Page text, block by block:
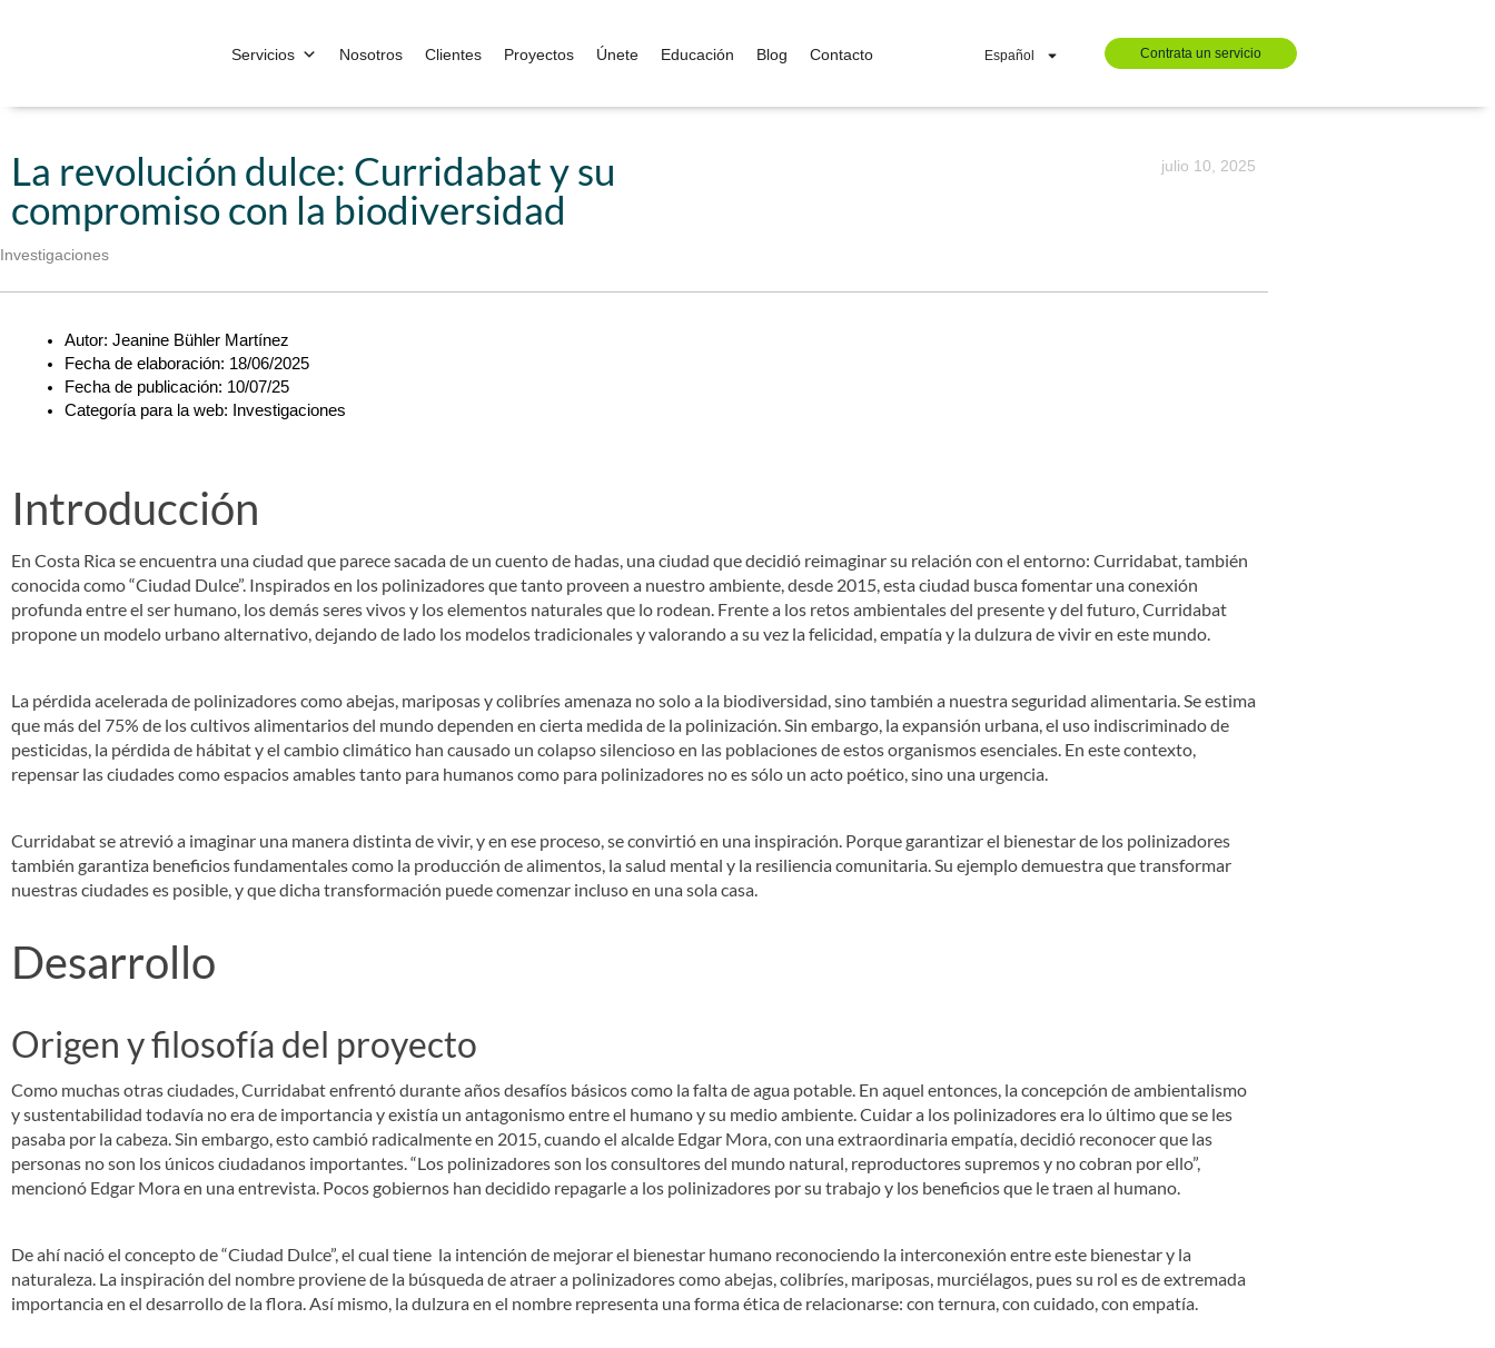
Servicios Nosotros Clientes Proyectos Únete Educación Blog Contacto Español Contrata un servicio
La revolución dulce: Curridabat y su
compromiso con la biodiversidad
julio 10, 2025
Investigaciones
Autor: Jeanine Bühler Martínez
Fecha de elaboración: 18/06/2025
Fecha de publicación: 10/07/25
Categoría para la web: Investigaciones
Introducción
En Costa Rica se encuentra una ciudad que parece sacada de un cuento de hadas, una ciudad que decidió reimaginar su relación con el entorno: Curridabat, también
conocida como “Ciudad Dulce”. Inspirados en los polinizadores que tanto proveen a nuestro ambiente, desde 2015, esta ciudad busca fomentar una conexión
profunda entre el ser humano, los demás seres vivos y los elementos naturales que lo rodean. Frente a los retos ambientales del presente y del futuro, Curridabat
propone un modelo urbano alternativo, dejando de lado los modelos tradicionales y valorando a su vez la felicidad, empatía y la dulzura de vivir en este mundo.
La pérdida acelerada de polinizadores como abejas, mariposas y colibríes amenaza no solo a la biodiversidad, sino también a nuestra seguridad alimentaria. Se estima
que más del 75% de los cultivos alimentarios del mundo dependen en cierta medida de la polinización. Sin embargo, la expansión urbana, el uso indiscriminado de
pesticidas, la pérdida de hábitat y el cambio climático han causado un colapso silencioso en las poblaciones de estos organismos esenciales. En este contexto,
repensar las ciudades como espacios amables tanto para humanos como para polinizadores no es sólo un acto poético, sino una urgencia.
Curridabat se atrevió a imaginar una manera distinta de vivir, y en ese proceso, se convirtió en una inspiración. Porque garantizar el bienestar de los polinizadores
también garantiza beneficios fundamentales como la producción de alimentos, la salud mental y la resiliencia comunitaria. Su ejemplo demuestra que transformar
nuestras ciudades es posible, y que dicha transformación puede comenzar incluso en una sola casa.
Desarrollo
Origen y filosofía del proyecto
Como muchas otras ciudades, Curridabat enfrentó durante años desafíos básicos como la falta de agua potable. En aquel entonces, la concepción de ambientalismo
y sustentabilidad todavía no era de importancia y existía un antagonismo entre el humano y su medio ambiente. Cuidar a los polinizadores era lo último que se les
pasaba por la cabeza. Sin embargo, esto cambió radicalmente en 2015, cuando el alcalde Edgar Mora, con una extraordinaria empatía, decidió reconocer que las
personas no son los únicos ciudadanos importantes. “Los polinizadores son los consultores del mundo natural, reproductores supremos y no cobran por ello”,
mencionó Edgar Mora en una entrevista. Pocos gobiernos han decidido repagarle a los polinizadores por su trabajo y los beneficios que le traen al humano.
De ahí nació el concepto de “Ciudad Dulce”, el cual tiene la intención de mejorar el bienestar humano reconociendo la interconexión entre este bienestar y la
naturaleza. La inspiración del nombre proviene de la búsqueda de atraer a polinizadores como abejas, colibríes, mariposas, murciélagos, pues su rol es de extremada
importancia en el desarrollo de la flora. Así mismo, la dulzura en el nombre representa una forma ética de relacionarse: con ternura, con cuidado, con empatía.